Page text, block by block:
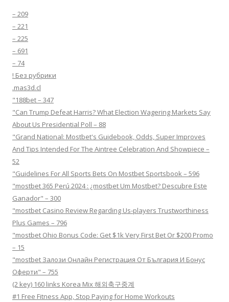
– 209
– 221
– 225
– 691
– 74
! Без рубрики
.mas3d.cl
"188bet – 347
"Can Trump Defeat Harris? What Election Wagering Markets Say
About Us Presidential Poll – 88
"Grand National: Mostbet's Guidebook, Odds, Super Improves
And Tips Intended For The Aintree Celebration And Showpiece –
52
"Guidelines For All Sports Bets On Mostbet Sportsbook – 596
"mostbet 365 Perú 2024 ️: ¿mostbet Um Mostbet? Descubre Este
Ganador" – 300
"mostbet Casino Review Regarding Us-players Trustworthiness
Plus Games – 796
"mostbet Ohio Bonus Code: Get $1k Very First Bet Or $200 Promo
– 15
"mostbet Залози Онлайн Регистрация От България И Бонус
Оферти" – 755
(2 key) 160 links Korea Mix 해외축구중계
#1 Free Fitness App, Stop Paying for Home Workouts